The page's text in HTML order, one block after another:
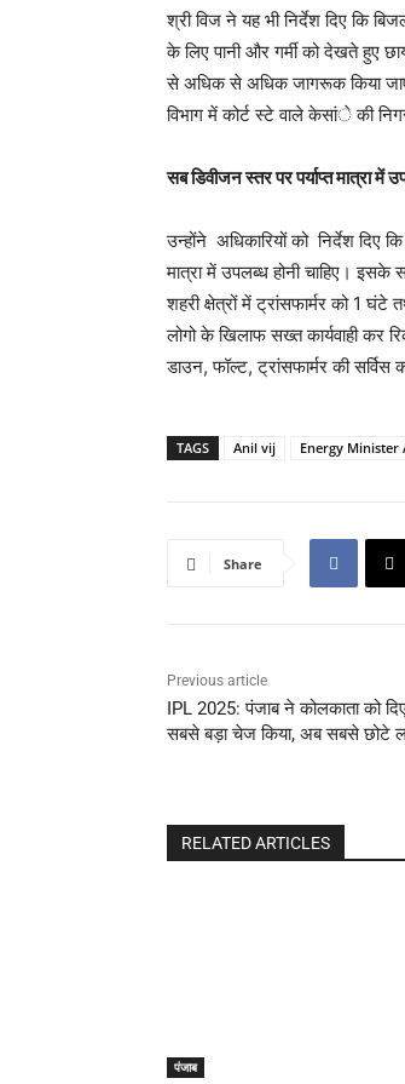
श्री विज ने यह भी निर्देश दिए कि
के लिए पानी और गर्मी को देखते हुए
से अधिक से अधिक जागरूक किया
विभाग में कोर्ट स्टे वाले केसांे की
सब डिवीजन स्तर पर पर्याप्त मात्रा में
उन्होंने अधिकारियों को निर्देश दिए
मात्रा में उपलब्ध होनी चाहिए। इसके
शहरी क्षेत्रों में ट्रांसफार्मर को 1
लोगो के खिलाफ सख्त कार्यवाही कर
डाउन, फॉल्ट, ट्रांसफार्मर की सर्विस
TAGS Anil vij Energy Minister
Share
Previous article
IPL 2025: पंजाब ने कोलकाता को
सबसे बड़ा चेज किया, अब सबसे छोटे
RELATED ARTICLES
पंजाब